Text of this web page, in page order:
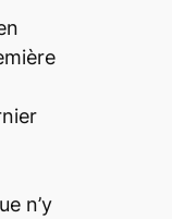
n’y